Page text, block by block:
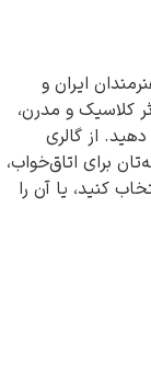
ایران و
کلاسیک و مدرن،
از گالری
برای اتاق‌خواب،
کنید، یا آن را